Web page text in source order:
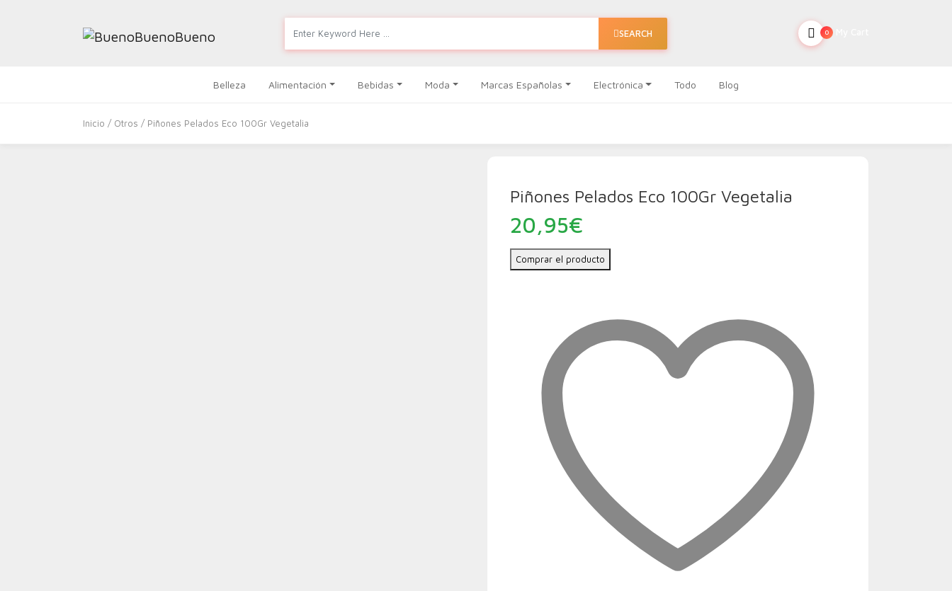
SEARCH 0
Belleza Alimentación Bebidas Moda Marcas Españolas Electrónica Todo Blog
Inicio / Otros / Piñones Pelados Eco 100Gr Vegetalia
Piñones Pelados Eco 100Gr Vegetalia
20,95€
Comprar el producto